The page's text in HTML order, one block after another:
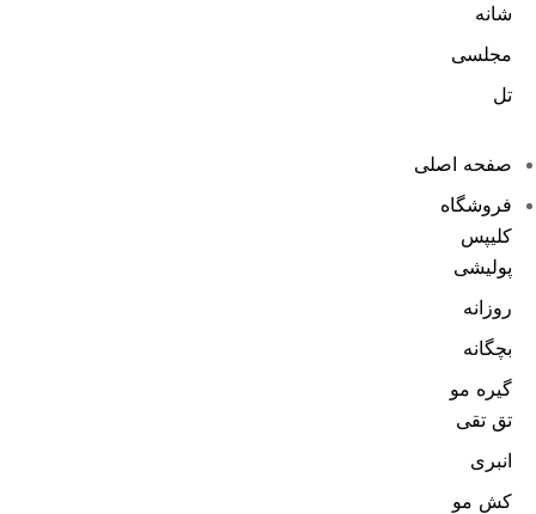
شانه
مجلسی
تل
صفحه اصلی
فروشگاه
کلیپس
پولیشی
روزانه
بچگانه
گیره مو
تق تقی
انبری
کش مو